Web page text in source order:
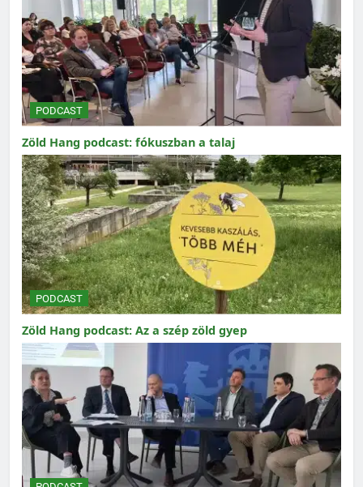
PODCAST
Zöld Hang podcast: fókuszban a talaj
PODCAST
Zöld Hang podcast: Az a szép zöld gyep